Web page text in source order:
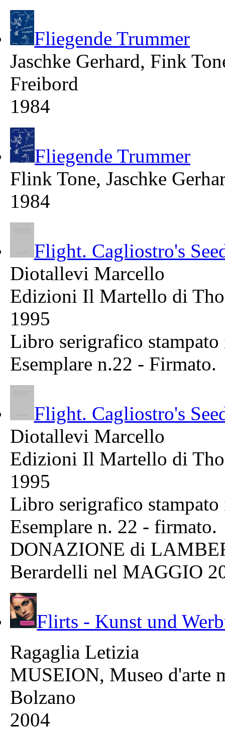
Fliegende Trummer
Jaschke Gerhard, Fink
Freibord
1984
Fliegende Trummer
Flink Tone, Jaschke
1984
Flight. Cagliostro's
Diotallevi Marcello
Edizioni Il Martello di
1995
Libro serigrafico
Esemplare n.22 - Firmato.
Flight. Cagliostro's
Diotallevi Marcello
Edizioni Il Martello di
1995
Libro serigrafico
Esemplare n. 22 - firmato.
DONAZIONE di
Berardelli nel MAGGIO
Flirts - Kunst und
Ragaglia Letizia
MUSEION, Museo d'arte
Bolzano
2004